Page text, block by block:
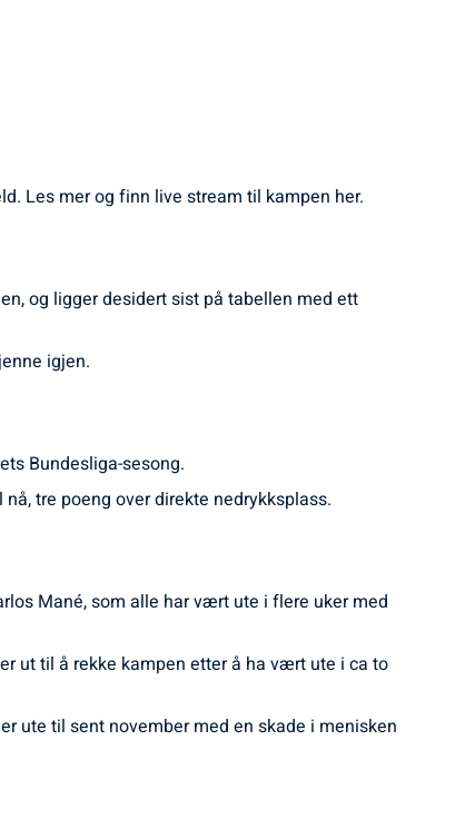
Les mer og finn live stream til kampen her.
og ligger desidert sist på tabellen med ett
igjen.
Bundesliga-sesong.
tre poeng over direkte nedrykksplass.
Mané, som alle har vært ute i flere uker med
ut til å rekke kampen etter å ha vært ute i ca to
ute til sent november med en skade i menisken